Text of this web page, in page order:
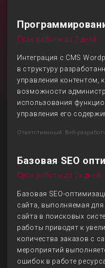
Срок работы до 7 дней
Интеграция с CMS
в структуру
управления контентом,
возможности
использования
управления его
Ответственный: Веб-
Базовая SEO
Срок работы до 2х дней
Базовая SEO-
сайта, выполняемая
сайта в поисковых
работы приводят к
количества заказов с
мероприятий
ошибок в работе